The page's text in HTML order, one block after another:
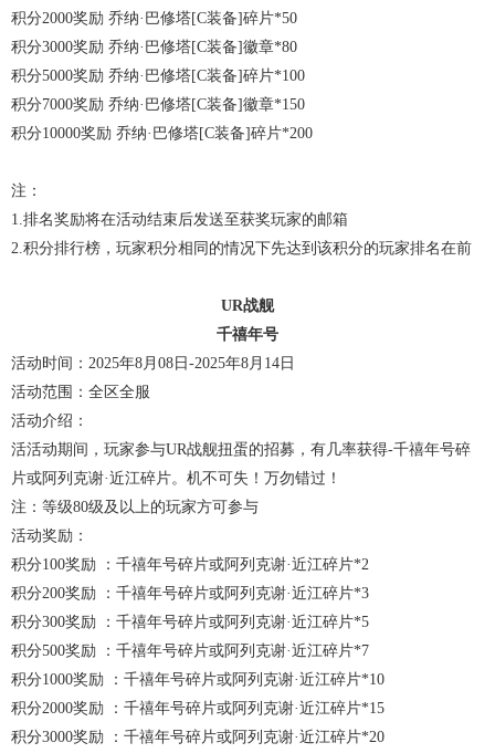
积分2000奖励 乔纳·巴修塔[C装备]碎片*50
积分3000奖励 乔纳·巴修塔[C装备]徽章*80
积分5000奖励 乔纳·巴修塔[C装备]碎片*100
积分7000奖励 乔纳·巴修塔[C装备]徽章*150
积分10000奖励 乔纳·巴修塔[C装备]碎片*200
注：
1.排名奖励将在活动结束后发送至获奖玩家的邮箱
2.积分排行榜，玩家积分相同的情况下先达到该积分的玩家排名在前
UR战舰
千禧年号
活动时间：2025年8月08日-2025年8月14日
活动范围：全区全服
活动介绍：
活活动期间，玩家参与UR战舰扭蛋的招募，有几率获得-千禧年号碎
片或阿列克谢·近江碎片。机不可失！万勿错过！
注：等级80级及以上的玩家方可参与
活动奖励：
积分100奖励 ：千禧年号碎片或阿列克谢·近江碎片*2
积分200奖励 ：千禧年号碎片或阿列克谢·近江碎片*3
积分300奖励 ：千禧年号碎片或阿列克谢·近江碎片*5
积分500奖励 ：千禧年号碎片或阿列克谢·近江碎片*7
积分1000奖励 ：千禧年号碎片或阿列克谢·近江碎片*10
积分2000奖励 ：千禧年号碎片或阿列克谢·近江碎片*15
积分3000奖励 ：千禧年号碎片或阿列克谢·近江碎片*20